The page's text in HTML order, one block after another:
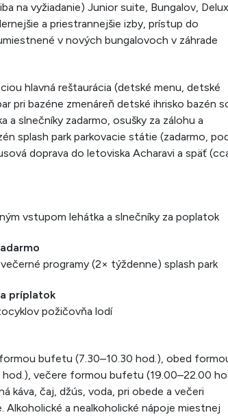
na vyžiadanie) Junior suite, Bungalov,
a priestrannejšie izby, prístup do
v nových bungalovoch v záhrade
hlavná reštaurácia (detské menu, detské
pri bazéne zmenáreň detské ihrisko bazén
a slnečníky zadarmo, osušky za zálohu a
splash park parkovacie státie (zadarmo,
doprava do letoviska Acharavi a späť
vstupom lehátka a slnečníky za poplatok
programy (2× týždenne) splash park
príplatok
požičovňa lodí
bufetu (7.30–10.30 hod.), obed
večere formou bufetu (19.00–22.00
káva, čaj, džús, voda, pri obede a večeri
Alkoholické a nealkoholické nápoje miestnej